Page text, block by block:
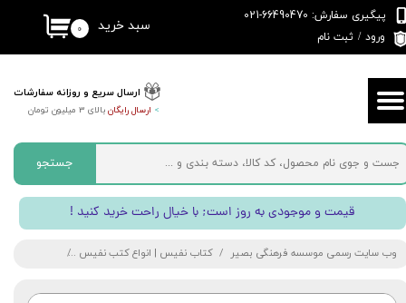
ارسال سریع و روزانه سفارشات
> ارسال رایگانبالای 3 میلیون تومان
پیگیری سفارش: 66490470-021
ورود / ثبت نام
حساب کاربری من
تغییر گذر واژه
سفارشات
خروج از حساب کاربری
۰ سبد خرید
جستجو
! قیمت و موجودی به روز است; با خیال راحت خرید کنید
وب سایت رسمی موسسه فرهنگی بصیر کتاب نفیس | انواع کتب نفیس